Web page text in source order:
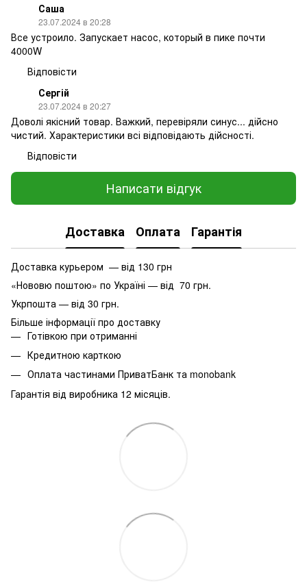
Саша
23.07.2024 в 20:28
Все устроило. Запускает насос, который в пике почти
4000W
Відповісти
Сергій
23.07.2024 в 20:27
Доволі якісний товар. Важкий, перевіряли синус... дійсно
чистий. Характеристики всі відповідають дійсності.
Відповісти
Написати відгук
Доставка Оплата Гарантія
Доставка курьером — від 130 грн
«Нововю поштою» по Україні — від 70 грн.
Укрпошта — від 30 грн.
Більше інформації про доставку
Готівкою при отриманні
Кредитною карткою
Оплата частинами ПриватБанк та monobank
Гарантія від виробника 12 місяців.